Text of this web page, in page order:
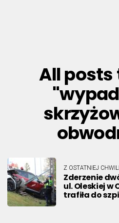
All
Z OSTATNIEJ CHWILI
Zderzenie
ul. Oleskiej w
trafiła do